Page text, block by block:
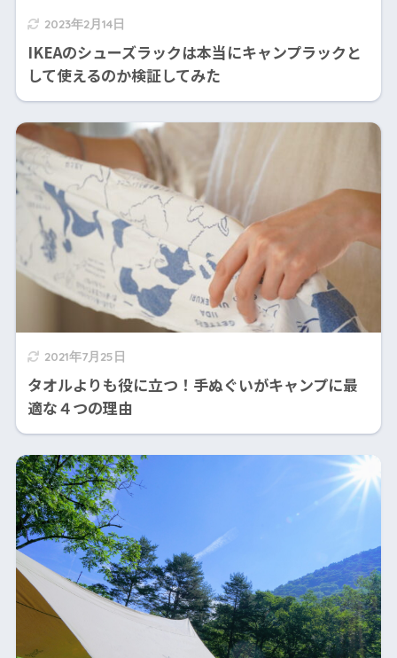
2023年2月14日
IKEAのシューズラックは本当にキャンプラックと
して使えるのか検証してみた
2021年7月25日
タオルよりも役に立つ！手ぬぐいがキャンプに最
適な４つの理由